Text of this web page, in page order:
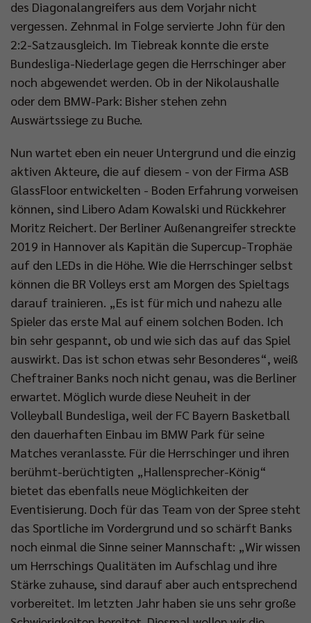
des Diagonalangreifers aus dem Vorjahr nicht
vergessen. Zehnmal in Folge servierte John für den
2:2-Satzausgleich. Im Tiebreak konnte die erste
Bundesliga-Niederlage gegen die Herrschinger aber
noch abgewendet werden. Ob in der Nikolaushalle
oder dem BMW-Park: Bisher stehen zehn
Auswärtssiege zu Buche.
Nun wartet eben ein neuer Untergrund und die einzig
aktiven Akteure, die auf diesem - von der Firma ASB
GlassFloor entwickelten - Boden Erfahrung vorweisen
können, sind Libero Adam Kowalski und Rückkehrer
Moritz Reichert. Der Berliner Außenangreifer streckte
2019 in Hannover als Kapitän die Supercup-Trophäe
auf den LEDs in die Höhe. Wie die Herrschinger selbst
können die BR Volleys erst am Morgen des Spieltags
darauf trainieren. „Es ist für mich und nahezu alle
Spieler das erste Mal auf einem solchen Boden. Ich
bin sehr gespannt, ob und wie sich das auf das Spiel
auswirkt. Das ist schon etwas sehr Besonderes“, weiß
Cheftrainer Banks noch nicht genau, was die Berliner
erwartet. Möglich wurde diese Neuheit in der
Volleyball Bundesliga, weil der FC Bayern Basketball
den dauerhaften Einbau im BMW Park für seine
Matches veranlasste. Für die Herrschinger und ihren
berühmt-berüchtigten „Hallensprecher-König“
bietet das ebenfalls neue Möglichkeiten der
Eventisierung. Doch für das Team von der Spree steht
das Sportliche im Vordergrund und so schärft Banks
noch einmal die Sinne seiner Mannschaft: „Wir wissen
um Herrschings Qualitäten im Aufschlag und ihre
Stärke zuhause, sind darauf aber auch entsprechend
vorbereitet. Im letzten Jahr haben sie uns sehr große